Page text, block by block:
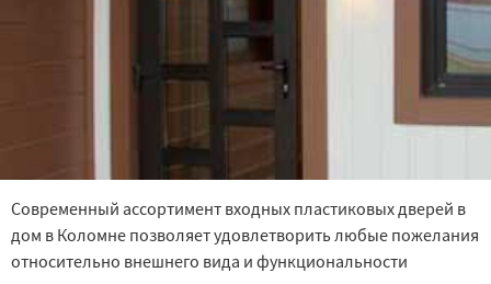
Современный ассортимент входных пластиковых дверей в
дом в Коломне позволяет удовлетворить любые пожелания
относительно внешнего вида и функциональности